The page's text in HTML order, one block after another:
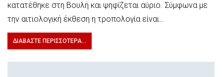
κατατέθηκε στη Βουλή και ψηφίζεται αύριο. Σύμφωνα με
την αιτιολογική έκθεση η τροπολογία είναι…
ΔΙΑΒΆΣΤΕ ΠΕΡΙΣΣΌΤΕΡΑ...